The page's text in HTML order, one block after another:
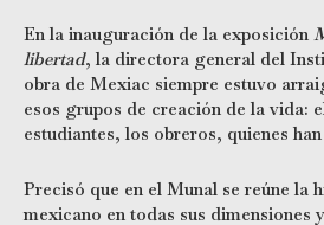
En la inauguración de la exposición
libertad, la directora general del
obra de Mexiac siempre estuvo
esos grupos de creación de la vida:
estudiantes, los obreros, quienes
Precisó que en el Munal se reúne la
mexicano en todas sus dimensiones